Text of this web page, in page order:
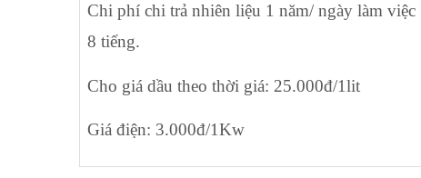
Chi phí chi trả nhiên liệu 1 năm/ ngày làm việc
8 tiếng.
Cho giá dầu theo thời giá: 25.000đ/1lit
Giá điện: 3.000đ/1Kw